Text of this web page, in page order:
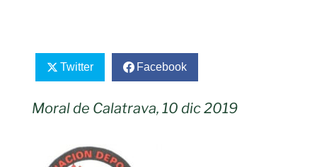
Twitter Facebook
Moral de Calatrava, 10 dic 2019